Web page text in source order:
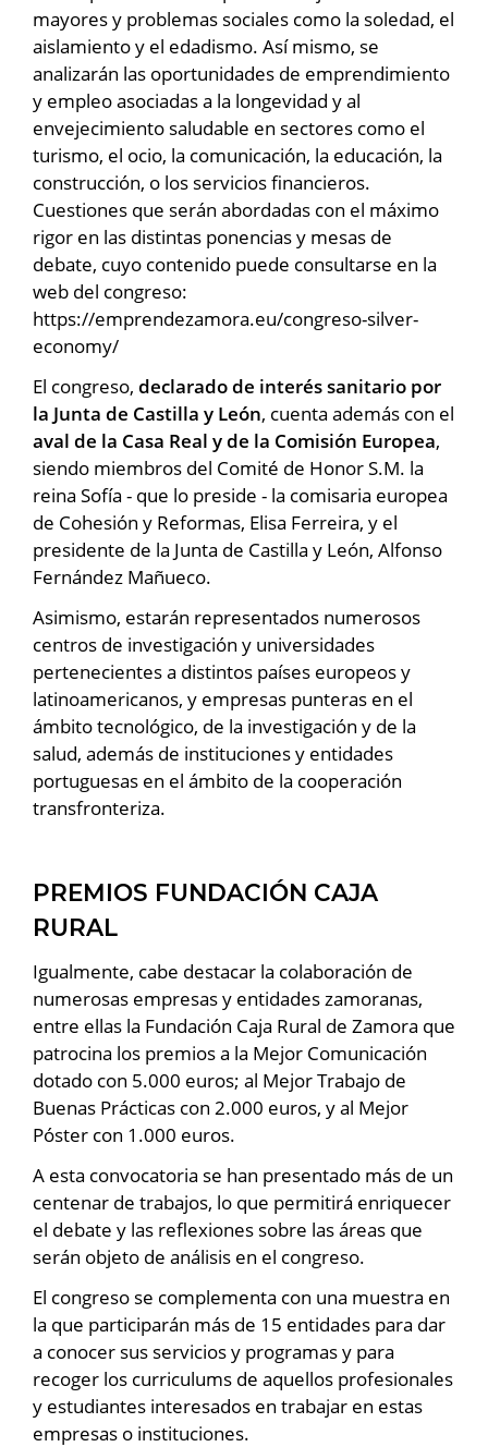
mayores y problemas sociales como la soledad, el
aislamiento y el edadismo. Así mismo, se
analizarán las oportunidades de emprendimiento
y empleo asociadas a la longevidad y al
envejecimiento saludable en sectores como el
turismo, el ocio, la comunicación, la educación, la
construcción, o los servicios financieros.
Cuestiones que serán abordadas con el máximo
rigor en las distintas ponencias y mesas de
debate, cuyo contenido puede consultarse en la
web del congreso:
https://emprendezamora.eu/congreso-silver-
economy/
El congreso, declarado de interés sanitario por
la Junta de Castilla y León, cuenta además con el
aval de la Casa Real y de la Comisión Europea,
siendo miembros del Comité de Honor S.M. la
reina Sofía - que lo preside - la comisaria europea
de Cohesión y Reformas, Elisa Ferreira, y el
presidente de la Junta de Castilla y León, Alfonso
Fernández Mañueco.
Asimismo, estarán representados numerosos
centros de investigación y universidades
pertenecientes a distintos países europeos y
latinoamericanos, y empresas punteras en el
ámbito tecnológico, de la investigación y de la
salud, además de instituciones y entidades
portuguesas en el ámbito de la cooperación
transfronteriza.
PREMIOS FUNDACIÓN CAJA
RURAL
Igualmente, cabe destacar la colaboración de
numerosas empresas y entidades zamoranas,
entre ellas la Fundación Caja Rural de Zamora que
patrocina los premios a la Mejor Comunicación
dotado con 5.000 euros; al Mejor Trabajo de
Buenas Prácticas con 2.000 euros, y al Mejor
Póster con 1.000 euros.
A esta convocatoria se han presentado más de un
centenar de trabajos, lo que permitirá enriquecer
el debate y las reflexiones sobre las áreas que
serán objeto de análisis en el congreso.
El congreso se complementa con una muestra en
la que participarán más de 15 entidades para dar
a conocer sus servicios y programas y para
recoger los curriculums de aquellos profesionales
y estudiantes interesados en trabajar en estas
empresas o instituciones.